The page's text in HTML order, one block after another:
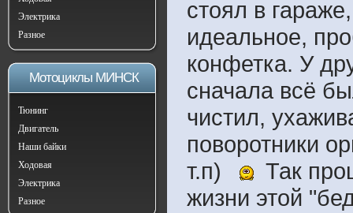
Электрика
Разное
Мотоциклы МИНСК
Тюнинг
Двигатель
Наши байки
Ходовая
Электрика
Разное
стоял в
идеальное,
конфетка. У
сначала всё
чистил,
поворотники
т.п)
Так
жизни этой